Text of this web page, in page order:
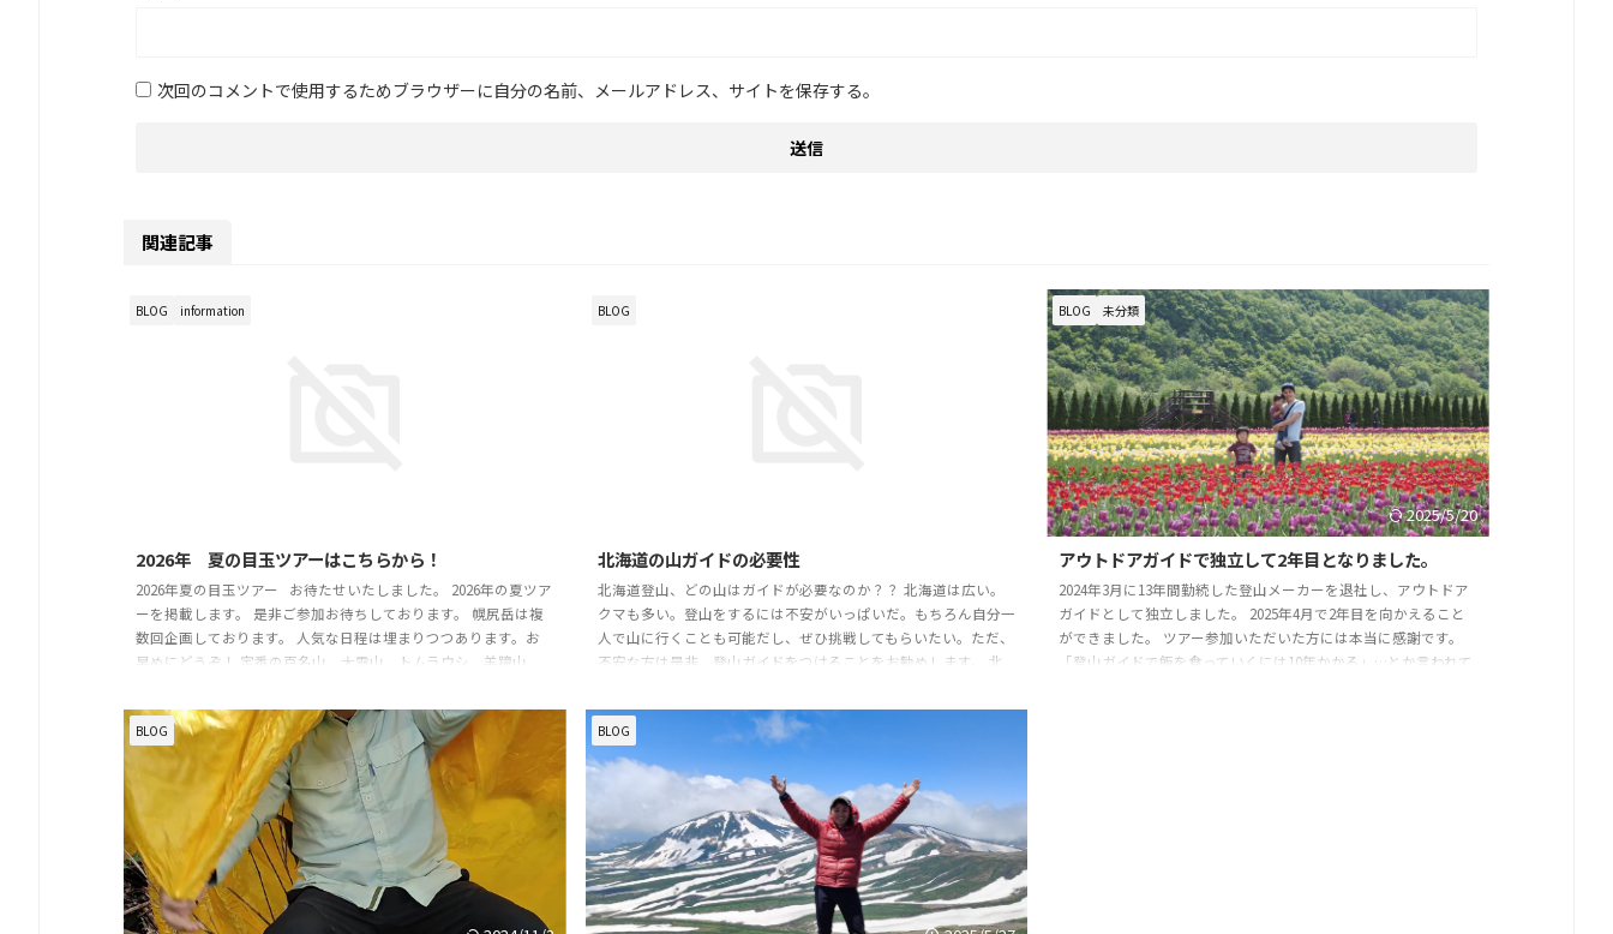
次回のコメントで使用するためブラウザーに自分の名前、メールアドレス、サイトを保存する。
関連記事
BLOG information
2026年 夏の目玉ツアーはこちらから！
2026年夏の目玉ツアー お待たせいたしました。 2026年の夏ツア
ーを掲載します。 是非ご参加お待ちしております。 幌尻岳は複
数回企画しております。 人気な日程は埋まりつつあります。お
早めにどうぞ！ 定番の百名山、大雪山、トムラウシ、羊蹄山、
アーも開催します。 良い山を選んでいますよ！山だけでなくグル
メと温泉も楽しみます。 そして豪華なSUPツアーも企画してい
ます！ 天売島と礼文島です！どちらも最高なロケーションで
す。 ...
BLOG
北海道の山ガイドの必要性
北海道登山、どの山はガイドが必要なのか？？ 北海道は広い。
クマも多い。登山をするには不安がいっぱいだ。もちろん自分一
人で山に行くことも可能だし、ぜひ挑戦してもらいたい。ただ、
不安な方は是非、登山ガイドをつけることをお勧めします。 北
気候が違う。亜寒帯に属し、純粋に寒い。そして動物や植物も本
州、四国、九州と違う。要はあなたが本州に住んでいるのであれ
ば勝手が違うということです。別に勝手が違おうが山に登ること
はできますが、やはりそこは詳しい現地ガイドの話 ...
BLOG 未分類
2025/5/20
アウトドアガイドで独立して2年目となりました。
2024年3月に13年間勤続した登山メーカーを退社し、アウトドア
ガイドとして独立しました。 2025年4月で2年目を向かえること
ができました。 ツアー参加いただいた方には本当に感謝です。
「登山ガイドで飯を食っていくには10年かかる」…とか言われて
BLOG BLOG